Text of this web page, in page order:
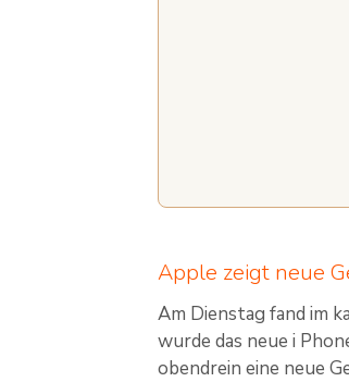
Apple zeigt neue
Am Dienstag fand im
wurde das neue i
obendrein eine neue